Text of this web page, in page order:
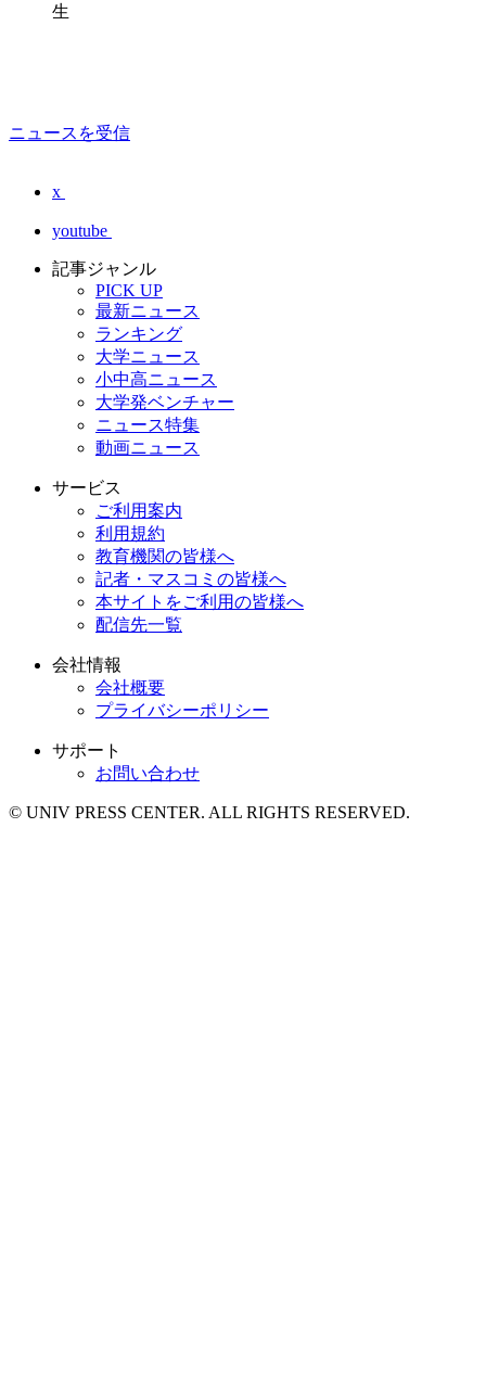
生
ニュースを受信
x
youtube
記事ジャンル
PICK UP
最新ニュース
ランキング
大学ニュース
小中高ニュース
大学発ベンチャー
ニュース特集
動画ニュース
サービス
ご利用案内
利用規約
教育機関の皆様へ
記者・マスコミの皆様へ
本サイトをご利用の皆様へ
配信先一覧
会社情報
会社概要
プライバシーポリシー
サポート
お問い合わせ
© UNIV PRESS CENTER. ALL RIGHTS RESERVED.